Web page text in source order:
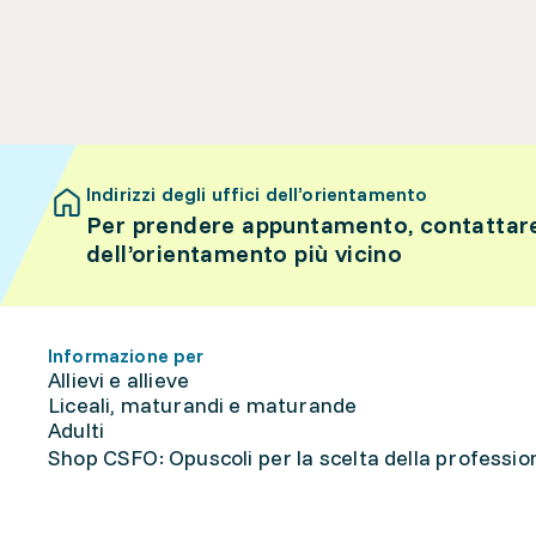
Indirizzi degli uffici dell’orientamento
Per prendere appuntamento,
dell’orientamento più vicino
Informazione per
Allievi e allieve
Liceali, maturandi e maturande
Adulti
Shop CSFO: Opuscoli per la scelta della